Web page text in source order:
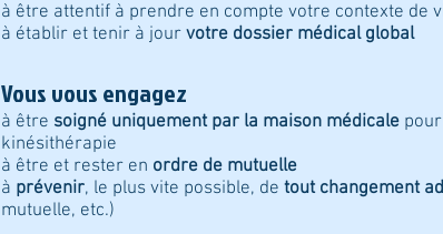
à être attentif à prendre en compte votre contexte de
à établir et tenir à jour votre dossier médical global
Vous vous engagez
à être soigné uniquement par la maison médicale
kinésithérapie
à être et rester en ordre de mutuelle
à prévenir, le plus vite possible, de tout changement
mutuelle, etc.)